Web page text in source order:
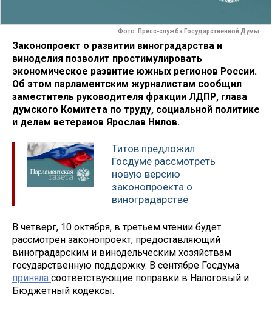
Фото: Пресс-служба Государственной Думы
Законопроект о развитии виноградарства и
виноделия позволит простимулировать
экономическое развитие южных регионов России.
Об этом парламентским журналистам сообщил
заместитель руководителя фракции ЛДПР, глава
думского Комитета по труду, социальной политике
и делам ветеранов Ярослав Нилов.
Титов предложил
Госдуме рассмотреть
новую версию
законопроекта о
виноградарстве
В четверг, 10 октября, в третьем чтении будет
рассмотрен законопроект, предоставляющий
виноградарским и винодельческим хозяйствам
государственную поддержку. В сентябре Госдума
приняла соответствующие поправки в Налоговый и
Бюджетный кодексы.